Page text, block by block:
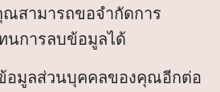
สามารถขอจำกัดการ
นการลบข้อมูลได้
ข้อมูลส่วนบุคคลของคุณอีกต่อ